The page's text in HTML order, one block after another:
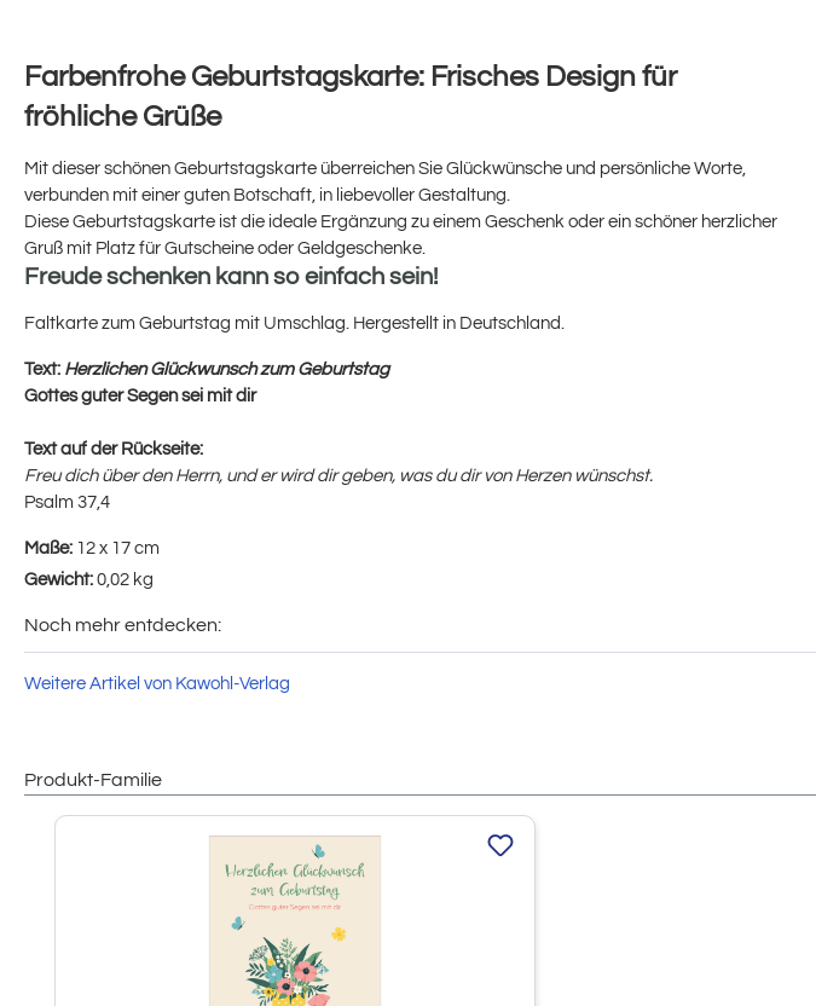
Farbenfrohe Geburtstagskarte: Frisches Design für
fröhliche Grüße
Mit dieser schönen Geburtstagskarte überreichen Sie Glückwünsche und persönliche Worte,
verbunden mit einer guten Botschaft, in liebevoller Gestaltung.
Diese Geburtstagskarte ist die ideale Ergänzung zu einem Geschenk oder ein schöner herzlicher
Gruß mit Platz für Gutscheine oder Geldgeschenke.
Freude schenken kann so einfach sein!
Faltkarte zum Geburtstag mit Umschlag. Hergestellt in Deutschland.
Text: Herzlichen Glückwunsch zum Geburtstag
Gottes guter Segen sei mit dir
Text auf der Rückseite:
Freu dich über den Herrn, und er wird dir geben, was du dir von Herzen wünschst.
Psalm 37,4
Maße: 12 x 17 cm
Gewicht: 0,02 kg
Noch mehr entdecken:
Weitere Artikel von Kawohl-Verlag
Produkt-Familie
Produktgalerie überspringen